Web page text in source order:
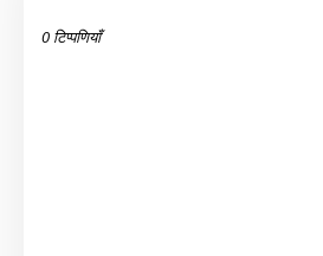
0 टिप्पणियाँ